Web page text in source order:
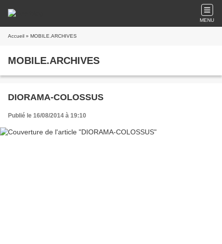
MENU
Accueil » MOBILE.ARCHIVES
MOBILE.ARCHIVES
DIORAMA-COLOSSUS
Publié le 16/08/2014 à 19:10